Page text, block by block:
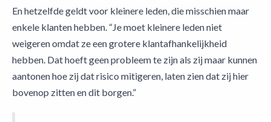
En hetzelfde geldt voor kleinere leden, die misschien maar
enkele klanten hebben. “Je moet kleinere leden niet
weigeren omdat ze een grotere klantafhankelijkheid
hebben. Dat hoeft geen probleem te zijn als zij maar kunnen
aantonen hoe zij dat risico mitigeren, laten zien dat zij hier
bovenop zitten en dit borgen.”